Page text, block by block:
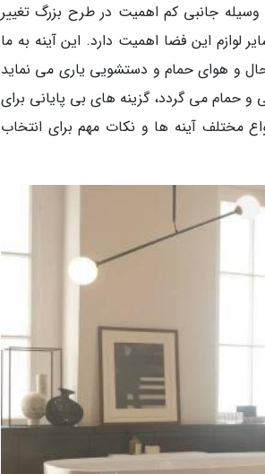
جانبی کم اهمیت در طرح بزرگ تغییر
لوازم این فضا اهمیت دارد. این آینه به ما
حال و هوای حمام و دستشویی یاری می نماید
حمام می گردد، گزینه های بی پایانی برای
مختلف آینه ها و نکات مهم برای انتخاب